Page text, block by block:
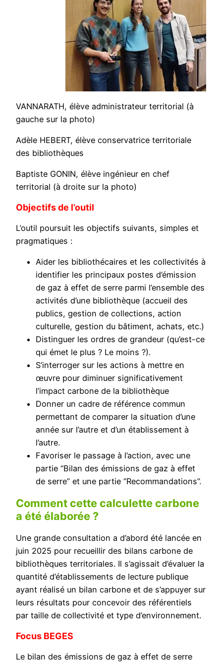
VANNARATH, élève administrateur territorial (à
gauche sur la photo)
Adèle HEBERT, élève conservatrice territoriale
des bibliothèques
Baptiste GONIN, élève ingénieur en chef
territorial (à droite sur la photo)
Objectifs de l’outil
L’outil poursuit les objectifs suivants, simples et
pragmatiques :
Aider les bibliothécaires et les collectivités à
identifier les principaux postes d’émission
de gaz à effet de serre parmi l’ensemble des
activités d’une bibliothèque (accueil des
publics, gestion de collections, action
culturelle, gestion du bâtiment, achats, etc.)
Distinguer les ordres de grandeur (qu’est-ce
qui émet le plus ? Le moins ?).
S’interroger sur les actions à mettre en
œuvre pour diminuer significativement
l’impact carbone de la bibliothèque
Donner un cadre de référence commun
permettant de comparer la situation d’une
année sur l’autre et d’un établissement à
l’autre.
Favoriser le passage à l’action, avec une
partie “Bilan des émissions de gaz à effet
de serre” et une partie “Recommandations”.
Comment cette calculette carbone
a été élaborée ?
Une grande consultation a d’abord été lancée en
juin 2025 pour recueillir des bilans carbone de
bibliothèques territoriales. Il s’agissait d’évaluer la
quantité d’établissements de lecture publique
ayant réalisé un bilan carbone et de s’appuyer sur
leurs résultats pour concevoir des référentiels
par taille de collectivité et type d’environnement.
Focus BEGES
Le bilan des émissions de gaz à effet de serre